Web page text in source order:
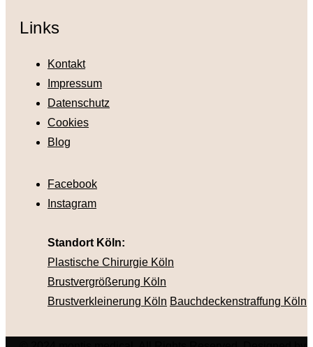
Links
Kontakt
Impressum
Datenschutz
Cookies
Blog
Facebook
Instagram
Standort Köln:
Plastische Chirurgie Köln
Brustvergrößerung Köln
Brustverkleinerung Köln Bauchdeckenstraffung Köln